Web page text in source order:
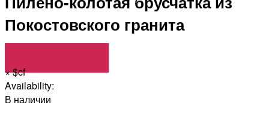
Покостовского гранита
×$cf
Availability:
В наличии